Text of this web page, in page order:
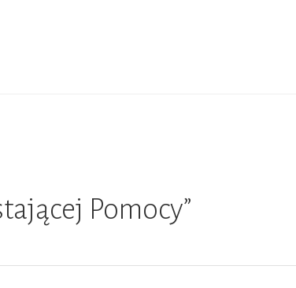
Pomocy”